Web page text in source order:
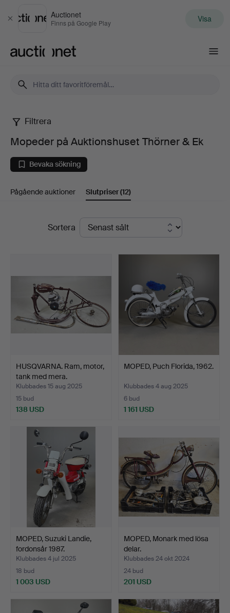
Stäng
Auctionet
Finns på Google Play Visa
Mopeder
på
Auktionshuset
Thörner
Filtrera
Mopeder på Auktionshuset Thörner & Ek
Bevaka sökning
Pågående auktioner Slutpriser(12)
SlutpriserSortera
HUSQVARNA. Ram, motor,
tank med mera.
Klubbades 15 aug 2025
15 bud
138 USD
MOPED, Puch Florida, 1962.
Klubbades 4 aug 2025
6 bud
1 161 USD
MOPED, Suzuki Landie,
fordonsår 1987.
Klubbades 4 jul 2025
18 bud
1 003 USD
MOPED, Monark med lösa
delar.
Klubbades 24 okt 2024
24 bud
201 USD